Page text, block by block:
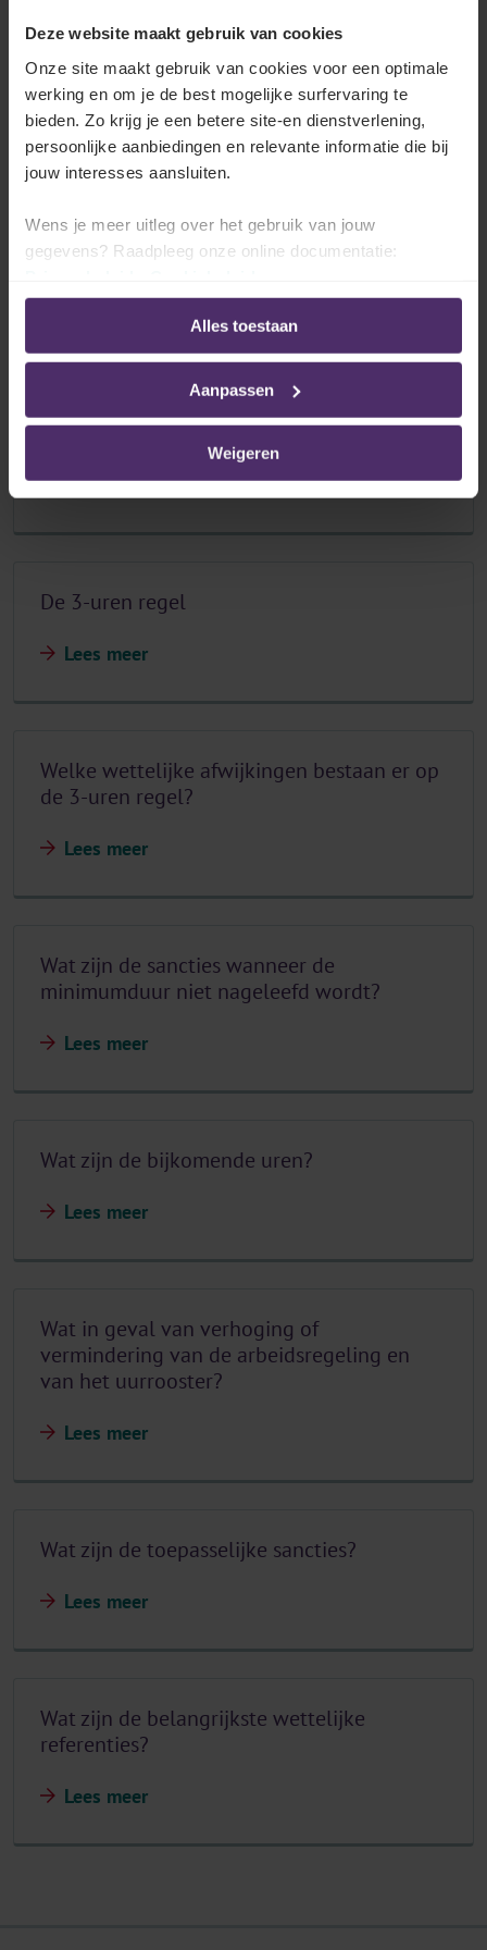
Deze website maakt gebruik van cookies
Onze site maakt gebruik van cookies voor een optimale
werking en om je de best mogelijke surfervaring te
bieden. Zo krijg je een betere site-en dienstverlening,
persoonlijke aanbiedingen en relevante informatie die bij
jouw interesses aansluiten.
Wens je meer uitleg over het gebruik van jouw
gegevens? Raadpleeg onze online documentatie:
Alles toestaan
Aanpassen
Weigeren
Wat is de minimumduur?
De 1/10de regel
Welke wettelijke afwijkingen bestaan er op
de 1/10de regel?
Lees meer
De 3-uren regel
Lees meer
Welke wettelijke afwijkingen bestaan er op
de 3-uren regel?
Lees meer
Wat zijn de sancties wanneer de
minimumduur niet nageleefd wordt?
Lees meer
Wat zijn de bijkomende uren?
Lees meer
Wat in geval van verhoging of
vermindering van de arbeidsregeling en
van het uurrooster?
Lees meer
Wat zijn de toepasselijke sancties?
Lees meer
Wat zijn de belangrijkste wettelijke
referenties?
Lees meer